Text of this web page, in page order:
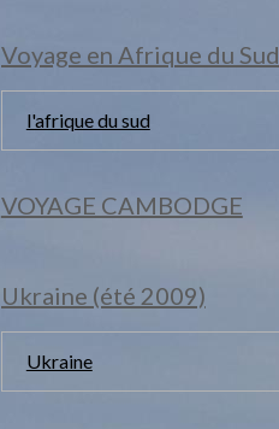
Voyage en Afrique du Sud
l'afrique du sud
VOYAGE CAMBODGE
Ukraine (été 2009)
Ukraine